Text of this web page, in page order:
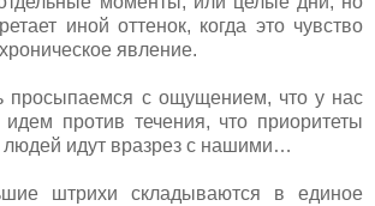
иной оттенок, когда это чувство
явление.
с ощущением, что у нас
против течения, что приоритеты
идут вразрез с нашими…
штрихи складываются в единое